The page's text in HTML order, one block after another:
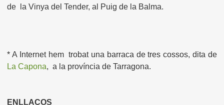
de la Vinya del Tender, al Puig de la Balma.
* A Internet hem trobat una barraca de tres cossos, dita de
La Capona, a la província de Tarragona.
ENLLAÇOS